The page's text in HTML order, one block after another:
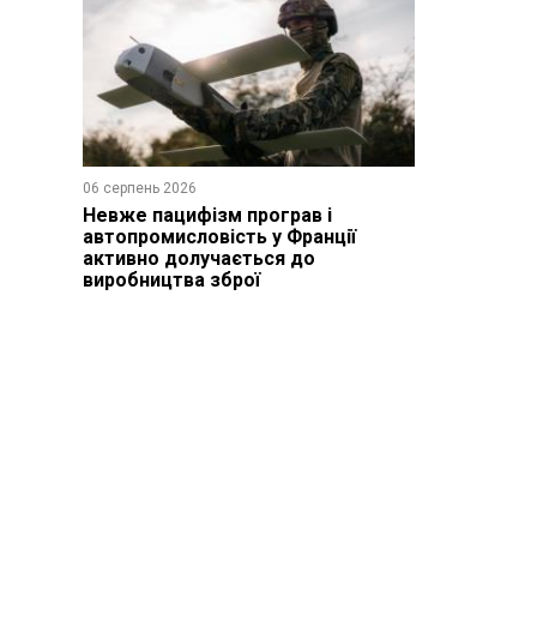
06 серпень 2026
Невже пацифізм програв і
автопромисловість у Франції
активно долучається до
виробництва зброї